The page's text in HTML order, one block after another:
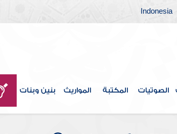
Indonesia
الصوتيات المكتبة المواريث بنين وبنات